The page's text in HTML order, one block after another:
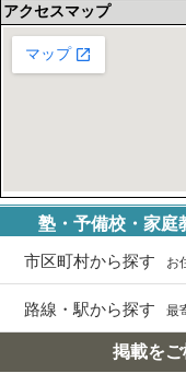
アクセスマップ
塾・予備校・家庭
市区町村から探す お
路線・駅から探す 最
掲載を